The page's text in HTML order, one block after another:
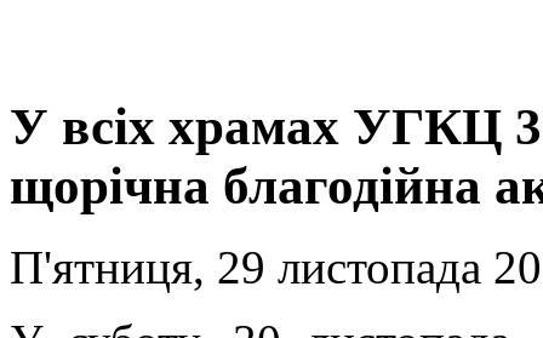
У всіх храмах УГКЦ
щорічна благодійна
П'ятниця, 29 листопада